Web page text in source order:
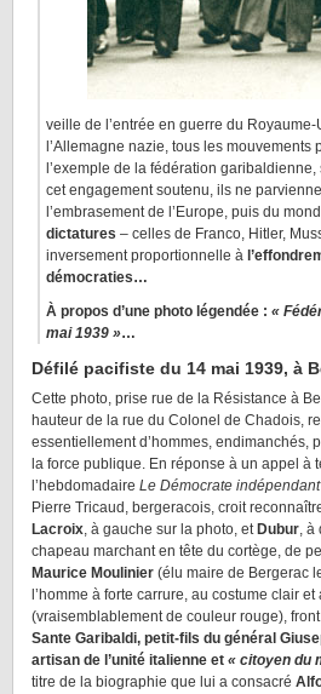
veille de l’entrée en guerre du
l’Allemagne nazie, tous les mouvements
l’exemple de la fédération
cet engagement soutenu, ils ne
l’embrasement de l’Europe, puis du
dictatures – celles de Franco, Hitler,
inversement proportionnelle à
démocraties…
À propos d’une photo légendée : «
mai 1939 »…
Défilé pacifiste du 14 mai 1939, à
Cette photo, prise rue de la Résistance à
hauteur de la rue du Colonel de Chadois,
essentiellement d’hommes, endimanchés,
la force publique. En réponse à un appel à
l’hebdomadaire Le Démocrate indépendant
Pierre Tricaud, bergeracois, croit
Lacroix, à gauche sur la photo, et Dubur, à
chapeau marchant en tête du cortège, de
Maurice Moulinier (élu maire de Bergerac
l’homme à forte carrure, au costume clair et
(vraisemblablement de couleur rouge),
Sante Garibaldi, petit-fils du général
artisan de l’unité italienne et « citoyen du
titre de la biographie que lui a consacré